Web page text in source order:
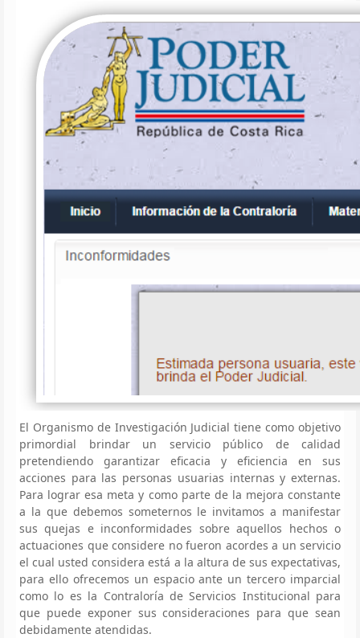
El Organismo de Investigación Judicial tiene como objetivo
primordial brindar un servicio público de calidad
pretendiendo garantizar eficacia y eficiencia en sus
acciones para las personas usuarias internas y externas.
Para lograr esa meta y como parte de la mejora constante
a la que debemos someternos le invitamos a manifestar
sus quejas e inconformidades sobre aquellos hechos o
actuaciones que considere no fueron acordes a un servicio
el cual usted considera está a la altura de sus expectativas,
para ello ofrecemos un espacio ante un tercero imparcial
como lo es la Contraloría de Servicios Institucional para
que puede exponer sus consideraciones para que sean
debidamente atendidas.